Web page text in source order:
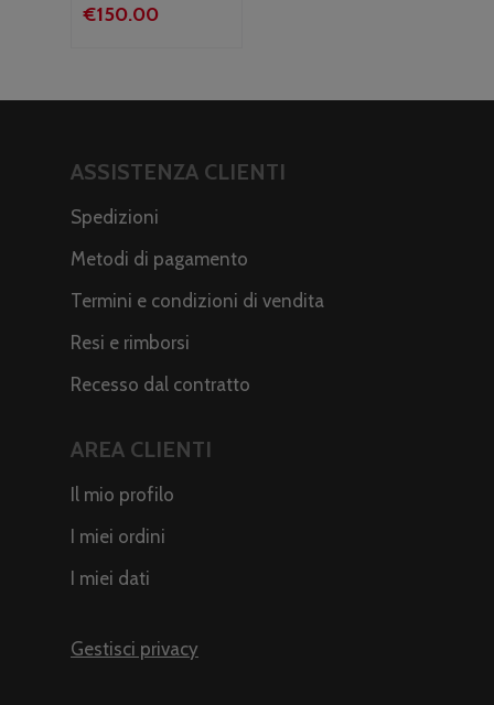
€150.00
ASSISTENZA CLIENTI
Spedizioni
Metodi di pagamento
Termini e condizioni di vendita
Resi e rimborsi
Recesso dal contratto
AREA CLIENTI
Il mio profilo
I miei ordini
I miei dati
Gestisci privacy